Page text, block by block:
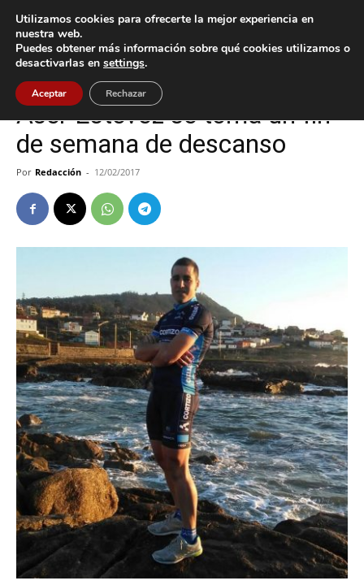
Inicio A Guarda
A Guarda Deportes
Aser Estévez se toma un fin
de semana de descanso
Por Redacción - 12/02/2017
Utilizamos cookies para ofrecerte la mejor experiencia en
nuestra web.
Puedes obtener más información sobre qué cookies utilizamos o
desactivarlas en settings.
Aceptar Rechazar